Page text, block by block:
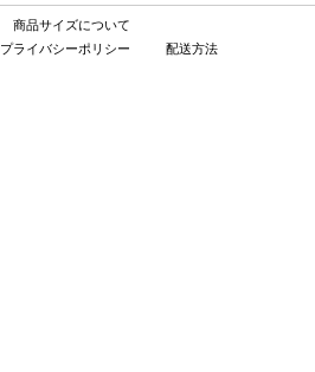
商品サイズについて
プライバシーポリシー 配送方法